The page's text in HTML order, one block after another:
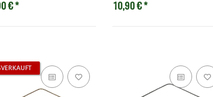
€* 10,90 €*